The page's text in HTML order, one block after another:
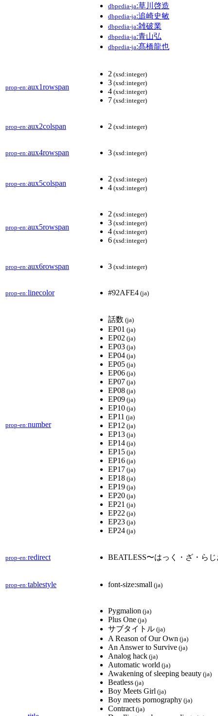
dbpedia-ja:草川啓造
dbpedia-ja:追崎史敏
dbpedia-ja:雑破業
dbpedia-ja:青山弘
dbpedia-ja:髙橋龍也
prop-en:aux1rowspan
2 (xsd:integer)
3 (xsd:integer)
4 (xsd:integer)
7 (xsd:integer)
prop-en:aux2colspan 2 (xsd:integer)
prop-en:aux4rowspan 3 (xsd:integer)
prop-en:aux5colspan
2 (xsd:integer)
4 (xsd:integer)
prop-en:aux5rowspan
2 (xsd:integer)
3 (xsd:integer)
4 (xsd:integer)
6 (xsd:integer)
prop-en:aux6rowspan 3 (xsd:integer)
prop-en:linecolor #92AFE4 (ja)
prop-en:number
話数 (ja)
EP01 (ja)
EP02 (ja)
EP03 (ja)
EP04 (ja)
EP05 (ja)
EP06 (ja)
EP07 (ja)
EP08 (ja)
EP09 (ja)
EP10 (ja)
EP11 (ja)
EP12 (ja)
EP13 (ja)
EP14 (ja)
EP15 (ja)
EP16 (ja)
EP17 (ja)
EP18 (ja)
EP19 (ja)
EP20 (ja)
EP21 (ja)
EP22 (ja)
EP23 (ja)
EP24 (ja)
prop-en:redirect BEATLESS〜はっく・ざ・ら
prop-en:tablestyle font-size:small (ja)
Pygmalion (ja)
Plus One (ja)
サブタイトル (ja)
A Reason of Our Own (ja)
An Answer to Survive (ja)
Analog hack (ja)
Automatic world (ja)
Awakening of sleeping beauty (ja)
Beatless (ja)
Boy Meets Girl (ja)
Boy meets pornography (ja)
Contract (ja)